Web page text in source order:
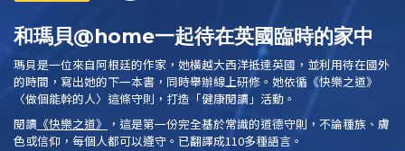
和瑪貝@home一起待在英國臨時的家中
瑪貝是一位來自阿根廷的作家，她橫越大西洋抵達英國，並利用待在國外
的時間，寫出她的下一本書，同時舉辦線上研修。她依循 《快樂之道》
〈做個能幹的人〉這條守則，打造「健康閱讀」活動。
閱讀 《快樂之道》
，這是第一份完全基於常識的道德守則，不論種族、膚
色或信仰，每個人都可以遵守。已翻譯成110多種語言。